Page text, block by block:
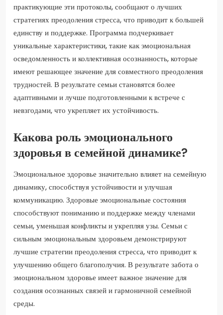
практикующие эти протоколы, сообщают о лучших
стратегиях преодоления стресса, что приводит к большей
единству и поддержке. Программа подчеркивает
уникальные характеристики, такие как эмоциональная
осведомленность и коллективная осознанность, которые
имеют решающее значение для совместного преодоления
трудностей. В результате семьи становятся более
адаптивными и лучше подготовленными к встрече с
невзгодами, что укрепляет их устойчивость.
Какова роль эмоционального
здоровья в семейной динамике?
Эмоциональное здоровье значительно влияет на семейную
динамику, способствуя устойчивости и улучшая
коммуникацию. Здоровые эмоциональные состояния
способствуют пониманию и поддержке между членами
семьи, уменьшая конфликты и укрепляя узы. Семьи с
сильным эмоциональным здоровьем демонстрируют
лучшие стратегии преодоления стресса, что приводит к
улучшению общего благополучия. В результате забота о
эмоциональном здоровье имеет важное значение для
создания осознанных связей и гармоничной семейной
среды.